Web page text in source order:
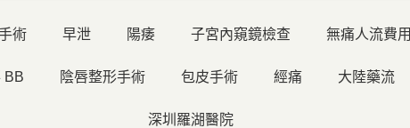
術 早泄 陽痿 子宮內窺鏡檢查 無痛人流費用
BB 陰唇整形手術 包皮手術 經痛 大陸藥流
深圳羅湖醫院